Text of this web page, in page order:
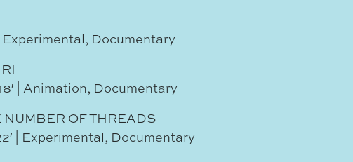
Experimental, Documentary
| Animation, Documentary
OF THREADS
| Experimental, Documentary